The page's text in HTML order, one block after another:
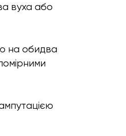
вуха або
на обидва